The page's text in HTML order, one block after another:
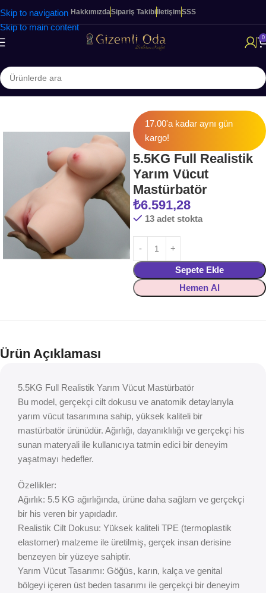
Skip to navigation
Skip to main content
HakkımızdaSipariş Takibi İletişimSSS
0
Sayfa ERKEKLERE ÖZEL ÜRÜNLER Vajina & Mastürbatörler
17.00'a kadar aynı gün
kargo!
5.5KG Full Realistik
Yarım Vücut
Mastürbatör
₺6.591,28
13 adet stokta
Sepete Ekle
Hemen Al
Ürün Açıklaması
5.5KG Full Realistik Yarım Vücut Mastürbatör
Bu model, gerçekçi cilt dokusu ve anatomik detaylarıyla
yarım vücut tasarımına sahip, yüksek kaliteli bir
mastürbatör ürünüdür. Ağırlığı, dayanıklılığı ve gerçekçi his
sunan materyali ile kullanıcıya tatmin edici bir deneyim
yaşatmayı hedefler.
Özellikler:
Ağırlık: 5.5 KG ağırlığında, ürüne daha sağlam ve gerçekçi
bir his veren bir yapıdadır.
Realistik Cilt Dokusu: Yüksek kaliteli TPE (termoplastik
elastomer) malzeme ile üretilmiş, gerçek insan derisine
benzeyen bir yüzeye sahiptir.
Yarım Vücut Tasarımı: Göğüs, karın, kalça ve genital
bölgeyi içeren üst beden tasarımı ile gerçekçi bir deneyim